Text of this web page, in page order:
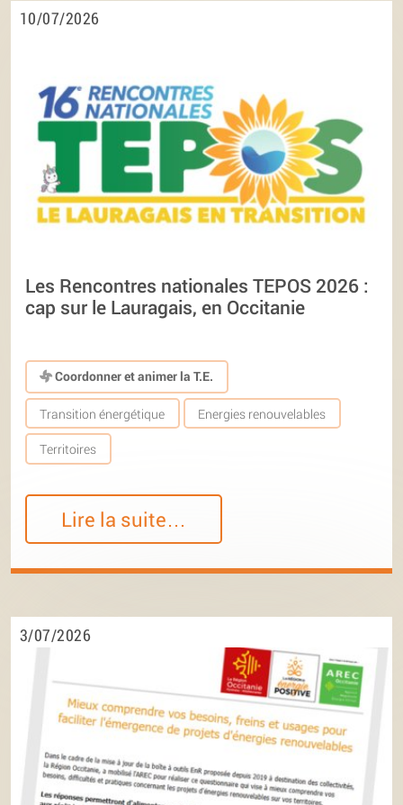
10/07/2026
Les Rencontres nationales TEPOS 2026 :
cap sur le Lauragais, en Occitanie
Coordonner et animer la T.E.
Transition énergétique Energies renouvelables
Territoires
Lire la suite…
3/07/2026